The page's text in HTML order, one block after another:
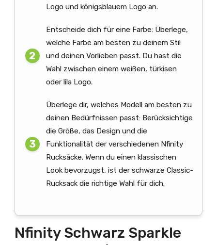
Logo und königsblauem Logo an.
Entscheide dich für eine Farbe: Überlege,
welche Farbe am besten zu deinem Stil
und deinen Vorlieben passt. Du hast die
Wahl zwischen einem weißen, türkisen
oder lila Logo.
Überlege dir, welches Modell am besten zu
deinen Bedürfnissen passt: Berücksichtige
die Größe, das Design und die
Funktionalität der verschiedenen Nfinity
Rucksäcke. Wenn du einen klassischen
Look bevorzugst, ist der schwarze Classic-
Rucksack die richtige Wahl für dich.
Nfinity Schwarz Sparkle